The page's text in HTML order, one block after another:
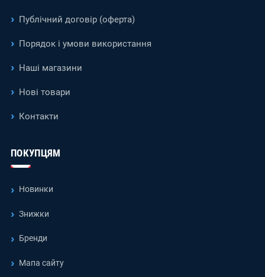
Публічний договір (оферта)
Порядок і умови використання
Наші магазини
Нові товари
Контакти
ПОКУПЦЯМ
Новинки
Знижки
Бренди
Мапа сайту